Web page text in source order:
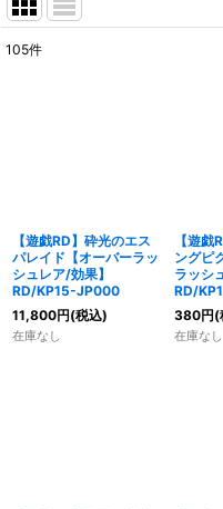
105件
【遊戯RD】砕光のエス
パレイド【オーバーラッ
シュレア/効果】
RD/KP15-JP000
11,800円(税込)
在庫なし
【遊戯
ングピ
ラッシ
RD/
380円(
在庫なし